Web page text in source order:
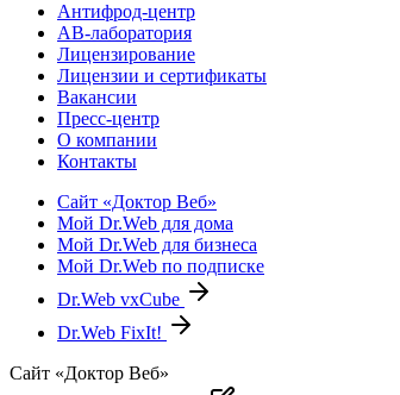
Антифрод-центр
АВ-лаборатория
Лицензирование
Лицензии и сертификаты
Вакансии
Пресс-центр
О компании
Контакты
Сайт «Доктор Веб»
Мой Dr.Web для дома
Мой Dr.Web для бизнеса
Мой Dr.Web по подписке
Dr.Web vxCube
Dr.Web FixIt!
Сайт «Доктор Веб»